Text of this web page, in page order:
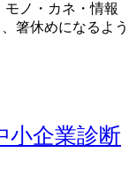
ノ・カネ・情報
箸休めになるよう